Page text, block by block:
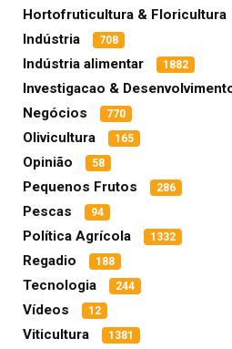
Hortofruticultura & Floricultura
Indústria 708
Indústria alimentar 1882
Investigacao &
Negócios 770
Olivicultura 165
Opinião 58
Pequenos Frutos 286
Pescas 94
Política Agrícola 1332
Regadio 188
Tecnologia 244
Vídeos 12
Viticultura 1381